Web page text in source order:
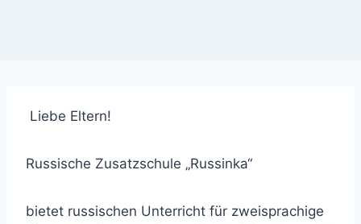
Liebe Eltern!
Russische Zusatzschule „Russinka“
bietet russischen Unterricht für zweisprachige